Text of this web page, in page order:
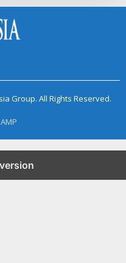
Group. All Rights Reserved.